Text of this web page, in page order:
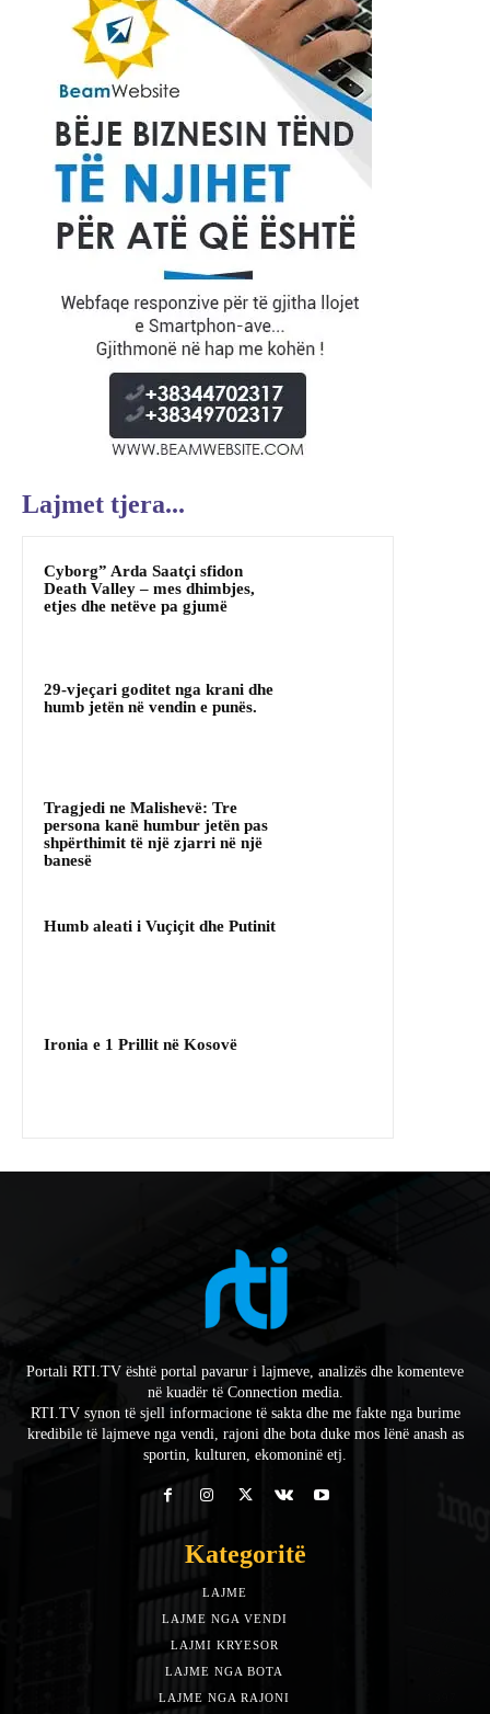
Lajmet tjera...
Cyborg” Arda Saatçi sfidon
Death Valley – mes dhimbjes,
etjes dhe netëve pa gjumë
29-vjeçari goditet nga krani dhe
humb jetën në vendin e punës.
Tragjedi ne Malishevë: Tre
persona kanë humbur jetën pas
shpërthimit të një zjarri në një
banesë
Humb aleati i Vuçiçit dhe Putinit
Ironia e 1 Prillit në Kosovë
Portali RTI.TV është portal pavarur i lajmeve, analizës dhe komenteve
në kuadër të Connection media.
RTI.TV synon të sjell informacione të sakta dhe me fakte nga burime
kredibile të lajmeve nga vendi, rajoni dhe bota duke mos lënë anash as
sportin, kulturen, ekomoninë etj.
Kategoritë
LAJME
LAJME NGA VENDI
LAJMI KRYESOR
LAJME NGA BOTA
LAJME NGA RAJONI